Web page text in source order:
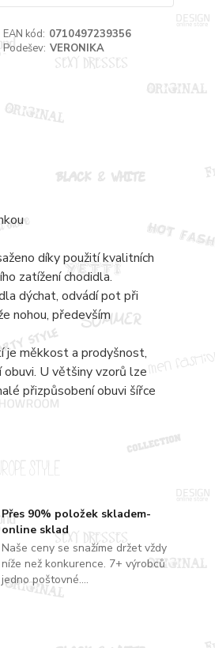
EAN kód: 0710497239356
Podešev: VERONIKA
Přes 90% položek skladem-
online sklad
Naše ceny se snažíme držet vždy
níže než konkurence. 7+ výrobců
jedno poštovné....
díky použití kvalitních
zatížení chodidla.
dýchat, odvádí pot při
nohou, především
je měkkost a prodyšnost,
obuvi. U většiny vzorů lze
přizpůsobení obuvi šířce